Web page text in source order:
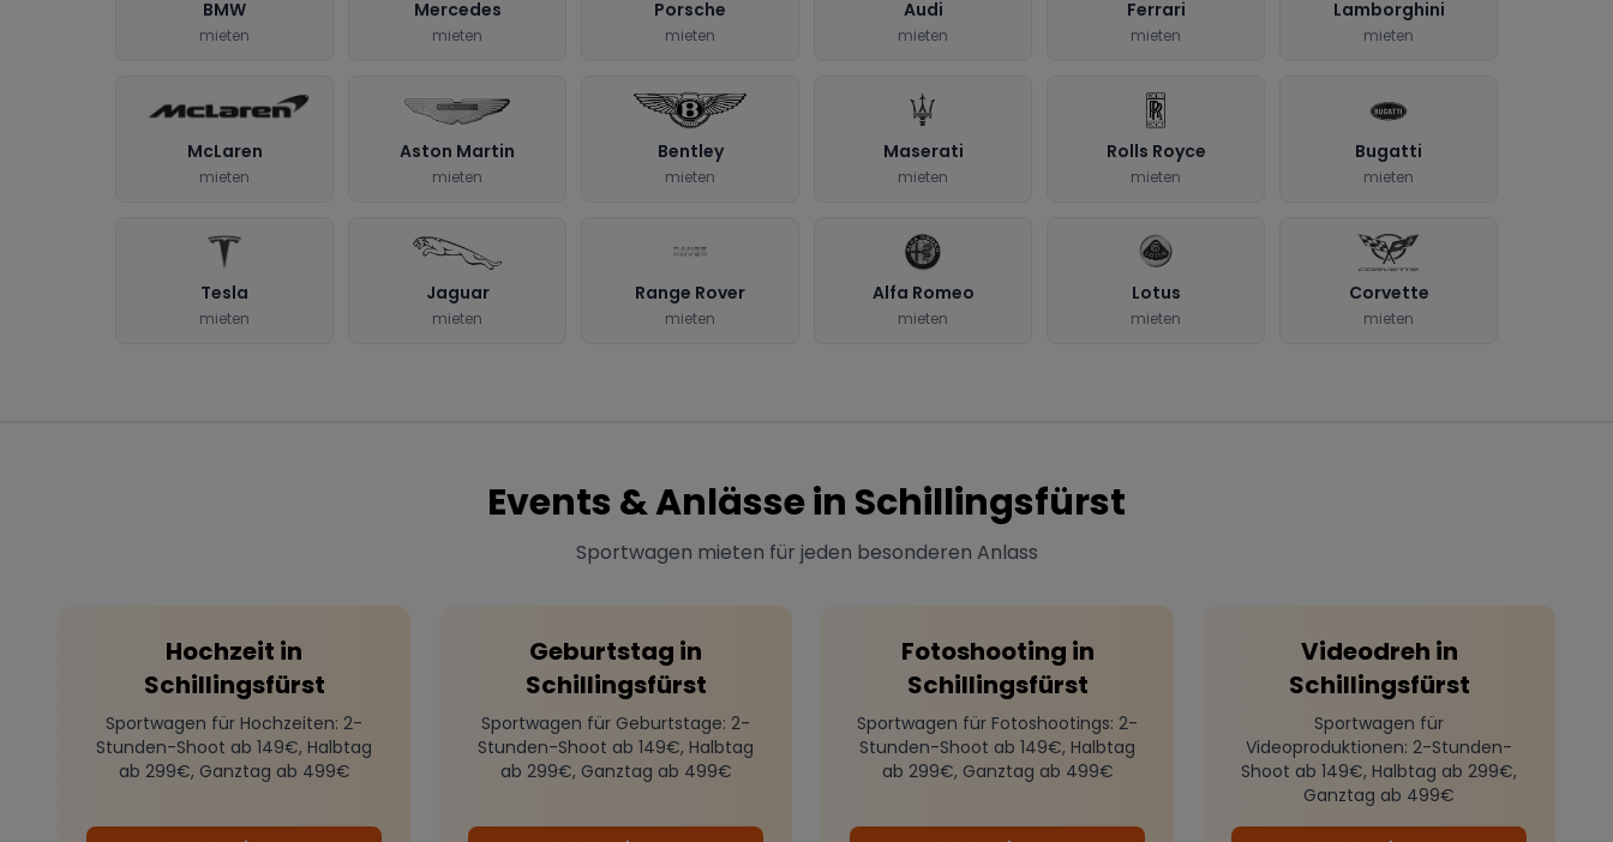
BMW
mieten
Mercedes
mieten
Porsche
mieten
Audi
mieten
Ferrari
mieten
Lamborghini
mieten
McLaren
mieten
Aston Martin
mieten
Bentley
mieten
Maserati
mieten
Rolls Royce
mieten
Bugatti
mieten
Tesla
mieten
Jaguar
mieten
Range Rover
mieten
Alfa Romeo
mieten
Lotus
mieten
Corvette
mieten
Events & Anlässe in Schillingsfürst
Sportwagen mieten für jeden besonderen Anlass
Hochzeit in
Schillingsfürst
Sportwagen für Hochzeiten: 2-
Stunden-Shoot ab 149€, Halbtag
ab 299€, Ganztag ab 499€
Geburtstag in
Schillingsfürst
Sportwagen für Geburtstage: 2-
Stunden-Shoot ab 149€, Halbtag
ab 299€, Ganztag ab 499€
Fotoshooting in
Schillingsfürst
Sportwagen für Fotoshootings: 2-
Stunden-Shoot ab 149€, Halbtag
ab 299€, Ganztag ab 499€
Videodreh in
Schillingsfürst
Sportwagen für
Videoproduktionen: 2-Stunden-
Shoot ab 149€, Halbtag ab 299€,
Ganztag ab 499€